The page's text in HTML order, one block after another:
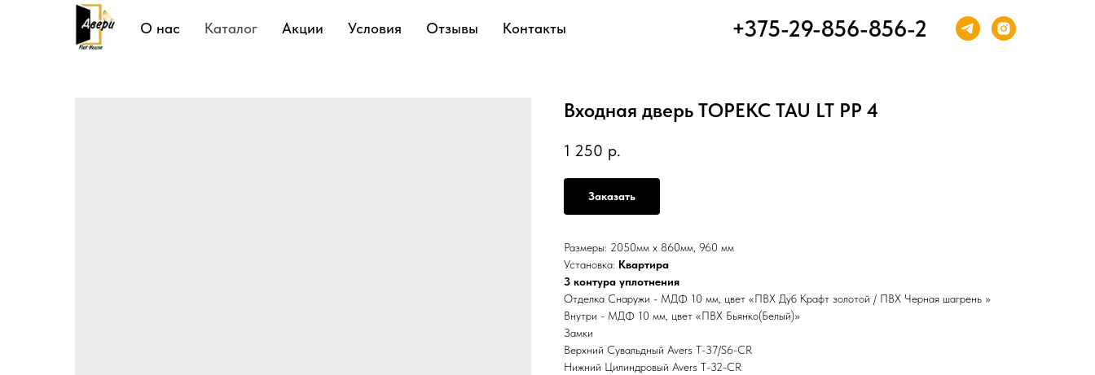
Подробнее
Входная дверь ТОРЕКС TAU LT РP 4
1 250 р.
Заказать
Размеры: 2050мм х 860мм, 960 мм
Установка: Квартира
3 контура уплотнения
Отделка Снаружи - МДФ 10 мм, цвет «ПВХ Дуб Крафт золотой / ПВХ Черная шагрень »
Внутри - МДФ 10 мм, цвет «ПВХ Бьянко(Белый)»
Замки
Верхний Сувальдный Avers T-37/S6-CR
Нижний Цилиндровый Avers T-32-CR
О нас Каталог Акции Условия Отзывы Контакты +375-29-856-856-2